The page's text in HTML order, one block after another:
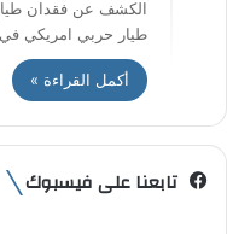
الكشف عن فقدان
طيار حربي امريكي
أكمل القراءة »
تابعنا على فيسبوك